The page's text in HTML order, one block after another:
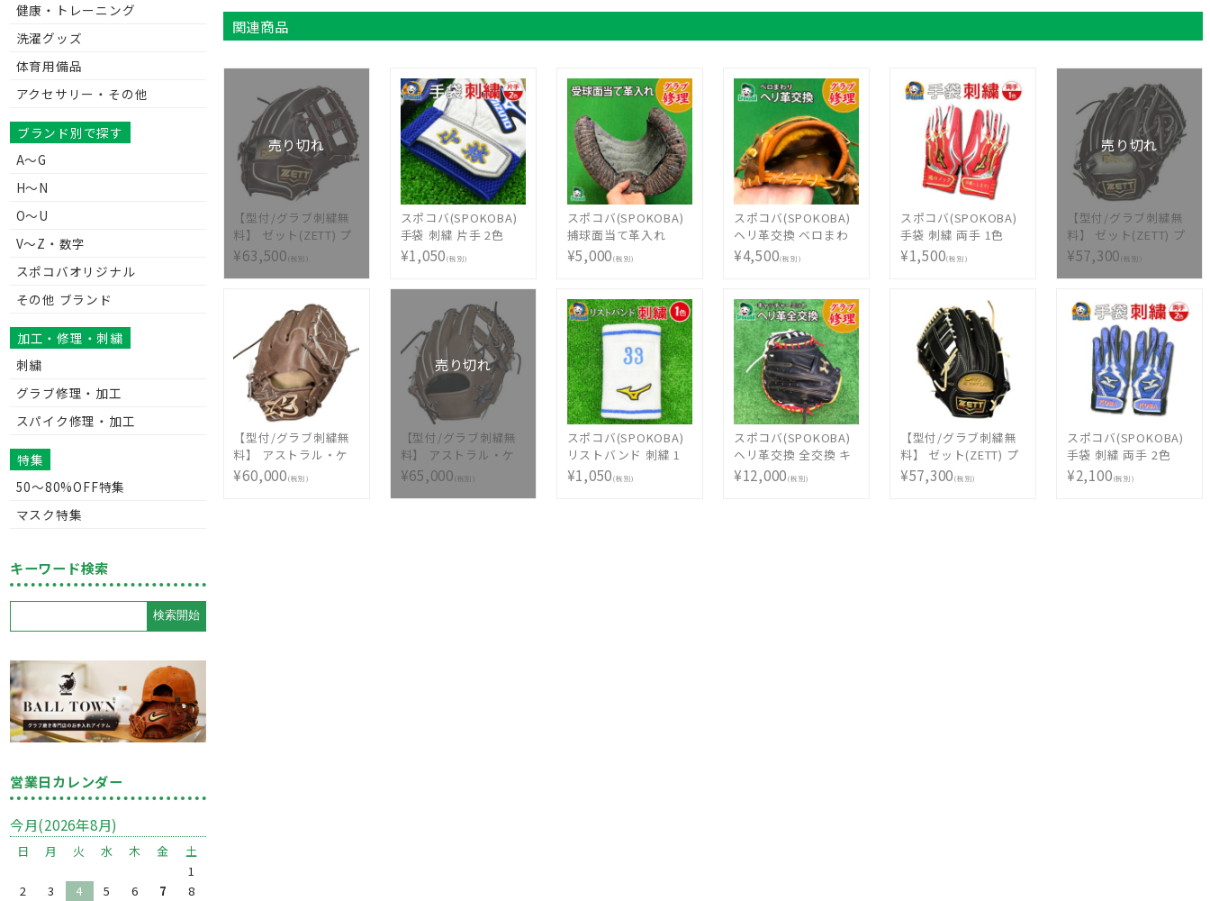
関連商品
売り切れ
【型付/グラブ刺繍無
料】 ゼット(ZETT) プ
ロステイタス 硬式オ
ーダーグラブ スポコ
3700N 今宮モデル
BPGPRO 内野手用 [
型付け無料 硬式グラ
ブ刺繍2ヶ所無料(単色
のみ)※縁取り・影付
きの場合、1ヶ所
+3300円(税込)]
¥63,500(税別)
スポコバ(SPOKOBA)
手袋 刺繍 片手 2色
〈刺繍加工〉 バッテ
ィング 手袋 グローブ
ししゅう オリジナル
オーダーメイド 選べ
る フォント カラー マ
ルチカラー 持込 同時
購入 加工代金
¥1,050(税別)
スポコバ(SPOKOBA)
捕球面当て革入れ
〈グラブ修理〉 グロ
ーブ修理 リペア お手
¥5,000(税別)
スポコバ(SPOKOBA)
ヘリ革交換 ベロまわ
り交換 〈グラブ修
理〉 グローブ修理 リ
ナンス
¥4,500(税別)
スポコバ(SPOKOBA)
手袋 刺繍 両手 1色
〈刺繍加工〉 バッテ
ィング 手袋 グローブ
オーダーメイド 選べ
る フォント カラー マ
ルチカラー 持込 同時
購入 加工代金
¥1,500(税別)
売り切れ
【型付/グラブ刺繍無
料】 ゼット(ZETT) プ
ロステイタス 硬式オ
ーダーグラブ スポコ
BPGPRO 投手用 [ 型
付け無料 硬式グラブ
刺繍2ヶ所無料(単色の
み)※縁取り・影付き
の場合、1ヶ所+3300
円(税込)]
¥57,300(税別)
【型付/グラブ刺繍無
料】 アストラル・ケ
イ(ASTRAL・K) 硬式
グラブ 投手用 右投LH
¥60,000(税別)
売り切れ
【型付/グラブ刺繍無
料】 アストラル・ケ
イ(ASTRAL・K) 硬式
グラブ 内野手用 KRD
¥65,000(税別)
スポコバ(SPOKOBA)
リストバンド 刺繍 1
個 1色 〈刺繍加工〉
ししゅう オリジナル
¥1,050(税別)
スポコバ(SPOKOBA)
ヘリ革交換 全交換 キ
ャッチャーミット
〈グラブ修理〉 グロ
¥12,000(税別)
【型付/グラブ刺繍無
料】 ゼット(ZETT) プ
ロステイタス 硬式オ
ーダーグラブ スポコ
¥57,300(税別)
スポコバ(SPOKOBA)
手袋 刺繍 両手 2色
〈刺繍加工〉 バッテ
ィング 手袋 グローブ
¥2,100(税別)
健康・トレーニング
洗濯グッズ
体育用備品
アクセサリー・その他
ブランド別で探す
A～G
H～N
O～U
V〜Z・数字
スポコバオリジナル
その他 ブランド
加工・修理・刺繍
刺繍
グラブ修理・加工
スパイク修理・加工
特集
50〜80%OFF特集
マスク特集
キーワード検索
営業日カレンダー
今月(2026年8月)
日 月 火 水 木 金
土
1
2
3 4 5 6 7
8